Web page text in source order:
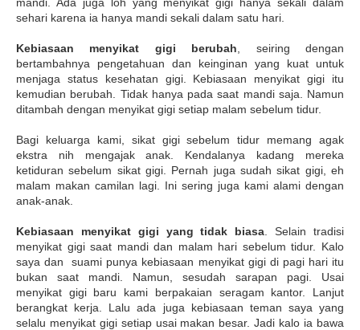
sehari karena ia hanya mandi sekali dalam satu hari.
Kebiasaan menyikat gigi berubah , seiring dengan
bertambahnya pengetahuan dan keinginan yang kuat untuk
menjaga status kesehatan gigi. Kebiasaan menyikat gigi itu
kemudian berubah. Tidak hanya pada saat mandi saja. Namun
ditambah dengan menyikat gigi setiap malam sebelum tidur.
Bagi keluarga kami, sikat gigi sebelum tidur memang agak
ekstra nih mengajak anak. Kendalanya kadang mereka
ketiduran sebelum sikat gigi. Pernah juga sudah sikat gigi, eh
malam makan camilan lagi. Ini sering juga kami alami dengan
anak-anak.
Kebiasaan menyikat gigi yang tidak biasa . Selain tradisi
menyikat gigi saat mandi dan malam hari sebelum tidur. Kalo
saya dan suami punya kebiasaan menyikat gigi di pagi hari itu
bukan saat mandi. Namun, sesudah sarapan pagi. Usai
menyikat gigi baru kami berpakaian seragam kantor. Lanjut
berangkat kerja. Lalu ada juga kebiasaan teman saya yang
selalu menyikat gigi setiap usai makan besar. Jadi kalo ia bawa